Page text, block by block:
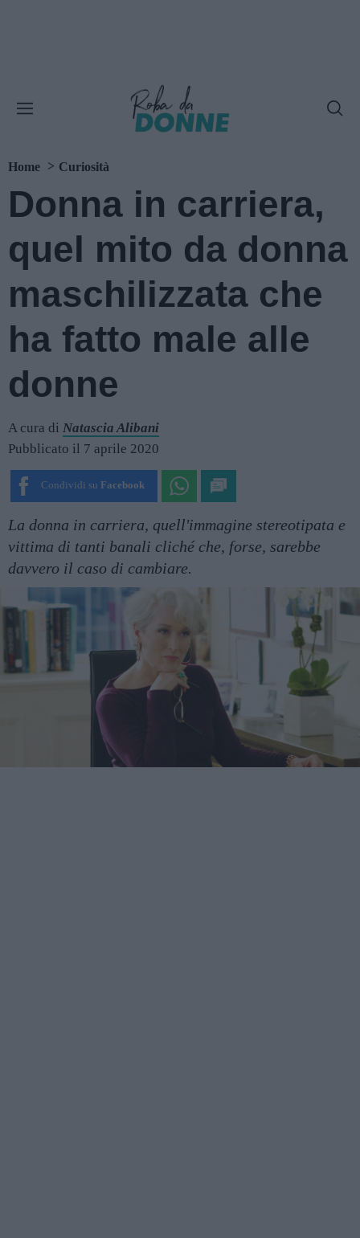
Home Curiosità
Donna in carriera,
quel mito da donna
maschilizzata che
ha fatto male alle
donne
A cura di Natascia Alibani
Pubblicato il 7 aprile 2020
Condividi su Facebook
La donna in carriera, quell'immagine stereotipata e
vittima di tanti banali cliché che, forse, sarebbe
davvero il caso di cambiare.